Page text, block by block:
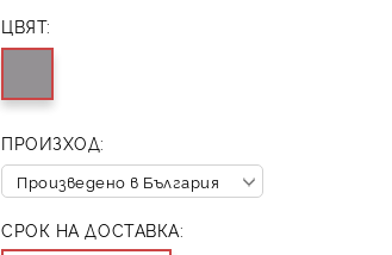
ЦВЯТ:
ПРОИЗХОД:
СРОК НА ДОСТАВКА: